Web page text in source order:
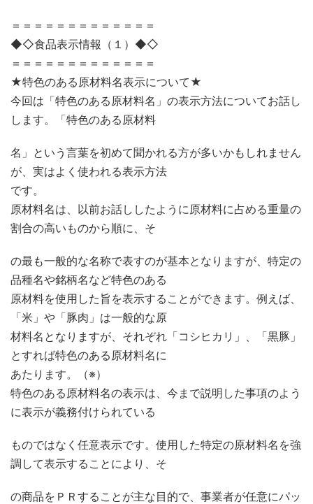
＝＝＝＝＝＝＝＝＝＝＝＝＝
◆◇食品表示情報（１）◆◇
＝＝＝＝＝＝＝＝＝＝＝＝＝
★特色のある原材料名表示について★
今回は「特色のある原材料名」の表示方法についてお話し
します。「特色のある原材料
名」という言葉を初めて聞かれる方が多いかもしれません
が、実はよく使われる表示方法
です。
原材料名は、以前お話ししたように原材料に占める重量の
割合の高いものから順に、そ
の最も一般的な名称で表すのが基本となりますが、特定の
品種名や銘柄名など特色のある
原材料を使用した旨を表示することができます。例えば、
「米」や「豚肉」は一般的な原
材料名となりますが、それぞれ「コシヒカリ」、「黒豚」
とすれば特色のある原材料名に
あたります。（※）
特色のある原材料名の表示は、今まで説明した事項のよう
に表示が義務付けられている
ものではなく任意表示です。使用した特定の原材料名を強
調して表示することにより、そ
の商品をＰＲすることが主な目的で、事業者が任意にパッ